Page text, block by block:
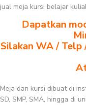
jual meja kursi belajar
Dapatkan
Silakan WA / Telp
Meja dan kursi dibuat di
SD, SMP, SMA, hingga di